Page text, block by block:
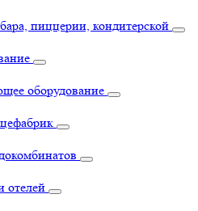
пиццерии, кондитерской
оборудование
отелей